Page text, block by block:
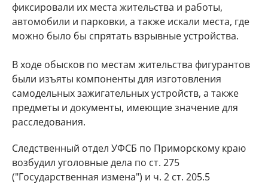
фиксировали их места жительства и работы,
автомобили и парковки, а также искали места, где
можно было бы спрятать взрывные устройства.
В ходе обысков по местам жительства фигурантов
были изъяты компоненты для изготовления
самодельных зажигательных устройств, а также
предметы и документы, имеющие значение для
расследования.
Следственный отдел УФСБ по Приморскому краю
возбудил уголовные дела по ст. 275
("Государственная измена") и ч. 2 ст. 205.5